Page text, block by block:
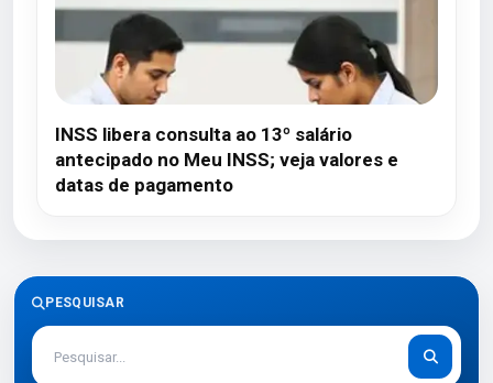
INSS libera consulta ao 13º salário
antecipado no Meu INSS; veja valores e
datas de pagamento
PESQUISAR